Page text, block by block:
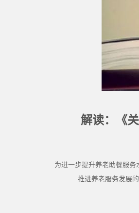
解读：《
为进一步提升养老助餐服
推进养老服务发展